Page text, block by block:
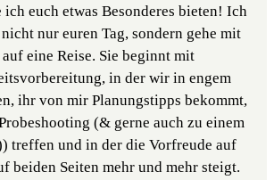
euch etwas Besonderes bieten! Ich
nur euren Tag, sondern gehe mit
eine Reise. Sie beginnt mit
in der wir in engem
ihr von mir Planungstipps bekommt,
(& gerne auch zu einem
treffen und in der die Vorfreude auf
beiden Seiten mehr und mehr steigt.